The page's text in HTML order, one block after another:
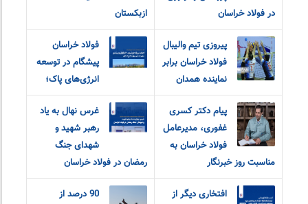
در فولاد خراسان
ازبکستان
پیروزی تیم والیبال
فولاد خراسان برابر
نماینده همدان
فولاد خراسان
پیشگام در توسعه
انرژی‌های پاک؛
پیام دکتر کسری
غفوری، مدیرعامل
فولاد خراسان به
مناسبت روز خبرنگار
غرس نهال به یاد
رهبر شهید و
شهدای جنگ
رمضان در فولاد خراسان
افتخاری دیگر از
90 درصد از